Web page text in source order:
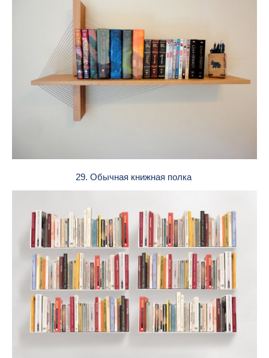
29. Обычная книжная полка